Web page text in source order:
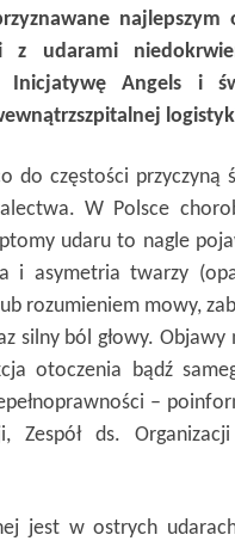
z udarami
Inicjatywę Angels i
do częstości przyczyną
W Polsce
udaru to nagle
i asymetria twarzy
rozumieniem mowy,
silny ból głowy. Objawy
otoczenia bądź
–
Zespół ds.
jest w ostrych